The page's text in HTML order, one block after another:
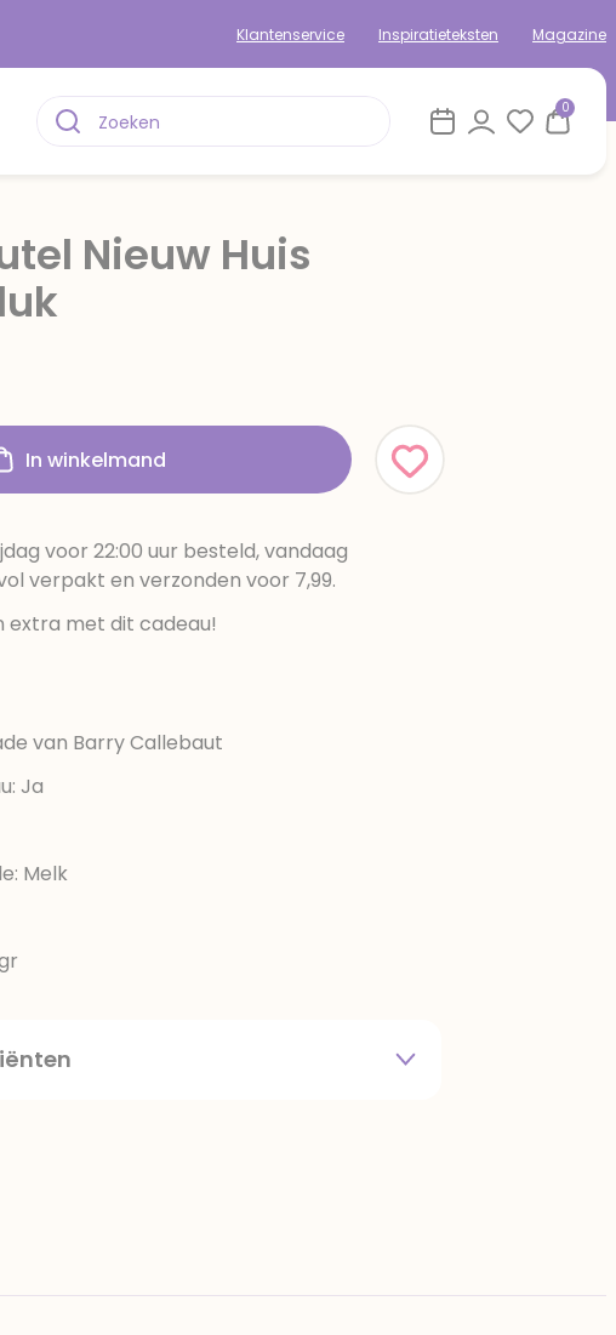
Klantenservice Inspiratieteksten Magazine
0
Nieuw Huis
In winkelmand
voor 22:00 uur besteld, vandaag
verpakt en verzonden voor 7,99.
extra met dit cadeau!
van Barry Callebaut
Ja
Melk